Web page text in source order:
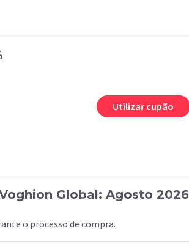
Utilizar cupão
Global: Agosto 2026
o processo de compra.